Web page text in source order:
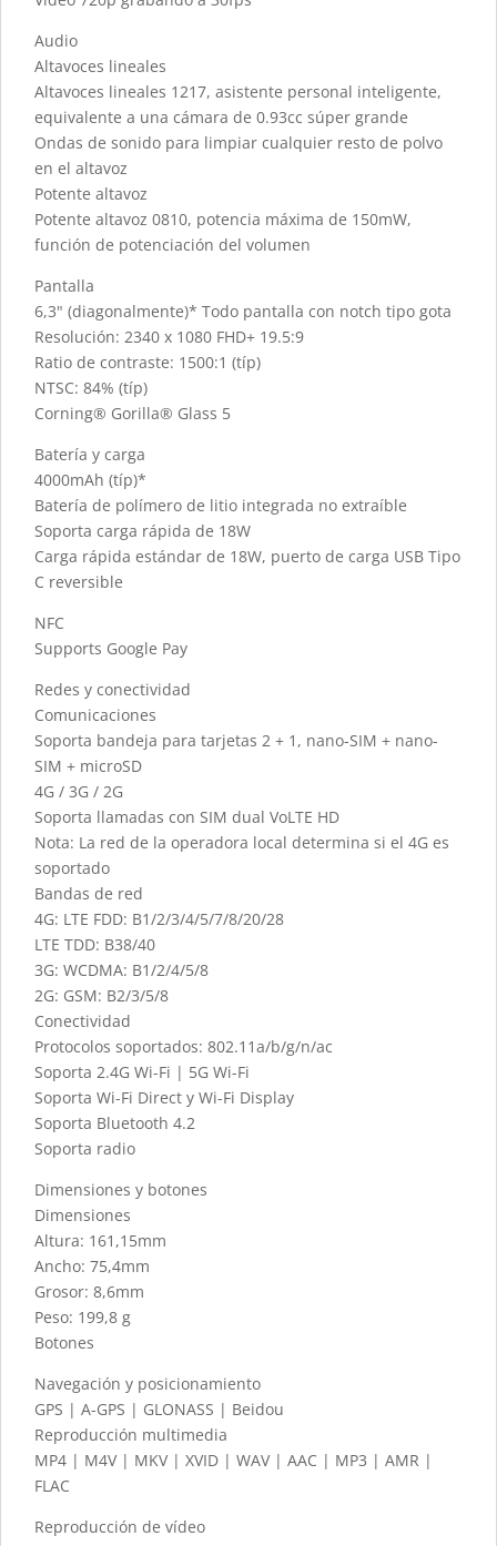
Audio
Altavoces lineales
Altavoces lineales 1217, asistente personal inteligente,
equivalente a una cámara de 0.93cc súper grande
Ondas de sonido para limpiar cualquier resto de polvo
en el altavoz
Potente altavoz
Potente altavoz 0810, potencia máxima de 150mW,
función de potenciación del volumen
Pantalla
6,3" (diagonalmente)* Todo pantalla con notch tipo gota
Resolución: 2340 x 1080 FHD+ 19.5:9
Ratio de contraste: 1500:1 (típ)
NTSC: 84% (típ)
Corning® Gorilla® Glass 5
Batería y carga
4000mAh (típ)*
Batería de polímero de litio integrada no extraíble
Soporta carga rápida de 18W
Carga rápida estándar de 18W, puerto de carga USB Tipo
C reversible
NFC
Supports Google Pay
Redes y conectividad
Comunicaciones
Soporta bandeja para tarjetas 2 + 1, nano-SIM + nano-
SIM + microSD
4G / 3G / 2G
Soporta llamadas con SIM dual VoLTE HD
Nota: La red de la operadora local determina si el 4G es
soportado
Bandas de red
4G: LTE FDD: B1/2/3/4/5/7/8/20/28
LTE TDD: B38/40
3G: WCDMA: B1/2/4/5/8
2G: GSM: B2/3/5/8
Conectividad
Protocolos soportados: 802.11a/b/g/n/ac
Soporta 2.4G Wi-Fi | 5G Wi-Fi
Soporta Wi-Fi Direct y Wi-Fi Display
Soporta Bluetooth 4.2
Soporta radio
Dimensiones y botones
Dimensiones
Altura: 161,15mm
Ancho: 75,4mm
Grosor: 8,6mm
Peso: 199,8 g
Botones
Navegación y posicionamiento
GPS | A-GPS | GLONASS | Beidou
Reproducción multimedia
MP4 | M4V | MKV | XVID | WAV | AAC | MP3 | AMR |
FLAC
Reproducción de vídeo